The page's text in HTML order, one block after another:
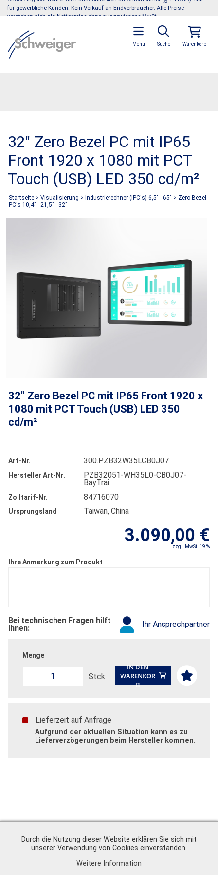
Durch die Nutzung dieser Website erklären Sie sich mit
unserer Verwendung von Cookies einverstanden.
Weitere Information
32" Zero Bezel PC mit IP65
Front 1920 x 1080 mit PCT
Touch (USB) LED 350 cd/m²
Startseite > Visualisierung > Industrierechner (IPC's) 6,5" - 65" > Zero Bezel
PC's 10,4" - 21,5" - 32"
32" Zero Bezel PC mit IP65 Front 1920 x
1080 mit PCT Touch (USB) LED 350
cd/m²
Art-Nr. 300.PZB32W35LCB0J07
Hersteller Art-Nr.
PZB32051-WH35L0-CB0J07-
BayTrai
Zolltarif-Nr. 84716070
Ursprungsland Taiwan, China
3.090,00 €
zzgl. MwSt. 19 %
Ihre Anmerkung zum Produkt
Bei technischen Fragen hilft
Ihnen:
Ihr Ansprechpartner
Menge
Stck
IN DEN
WARENKOR
B
Lieferzeit auf Anfrage
Aufgrund der aktuellen Situation kann es zu
Lieferverzögerungen beim Hersteller kommen.
Warenkorb
Suche
Menü
für gewerbliche Kunden. Kein Verkauf an Endverbraucher. Alle Preise
verstehen sich als Nettopreise ohne ausgewiesene MwSt.